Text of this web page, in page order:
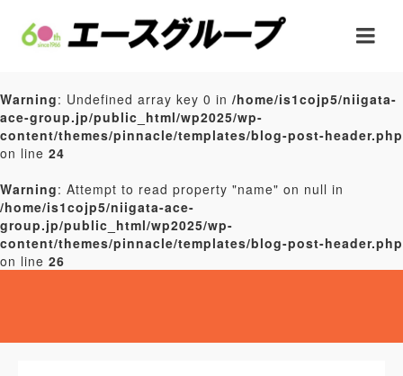
Warning: Undefined array key 0 in /home/is1cojp5/niigata-
ace-group.jp/public_html/wp2025/wp-
content/themes/pinnacle/templates/blog-post-header.php
on line 24
Warning: Attempt to read property "name" on null in
/home/is1cojp5/niigata-ace-
group.jp/public_html/wp2025/wp-
content/themes/pinnacle/templates/blog-post-header.php
on line 26